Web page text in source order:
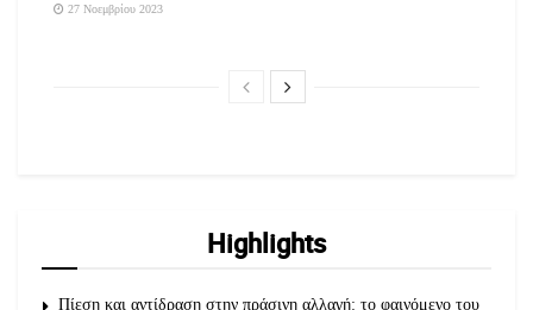
27 Νοεμβρίου 2023
Highlights
Πίεση και αντίδραση στην πράσινη αλλαγή: το φαινόμενο του